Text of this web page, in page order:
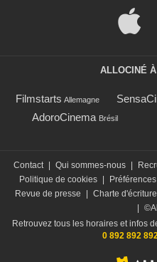
ALLOCINÉ
Filmstarts Allemagne
AdoroCinema Brésil
Contact Qui sommes-nous
Politique de cookies
Revue de presse
Charte d'écriture
Retrouvez tous les horaires et infos
0 892 892